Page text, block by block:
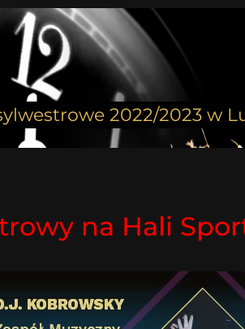
2022/2023 w
na Hali